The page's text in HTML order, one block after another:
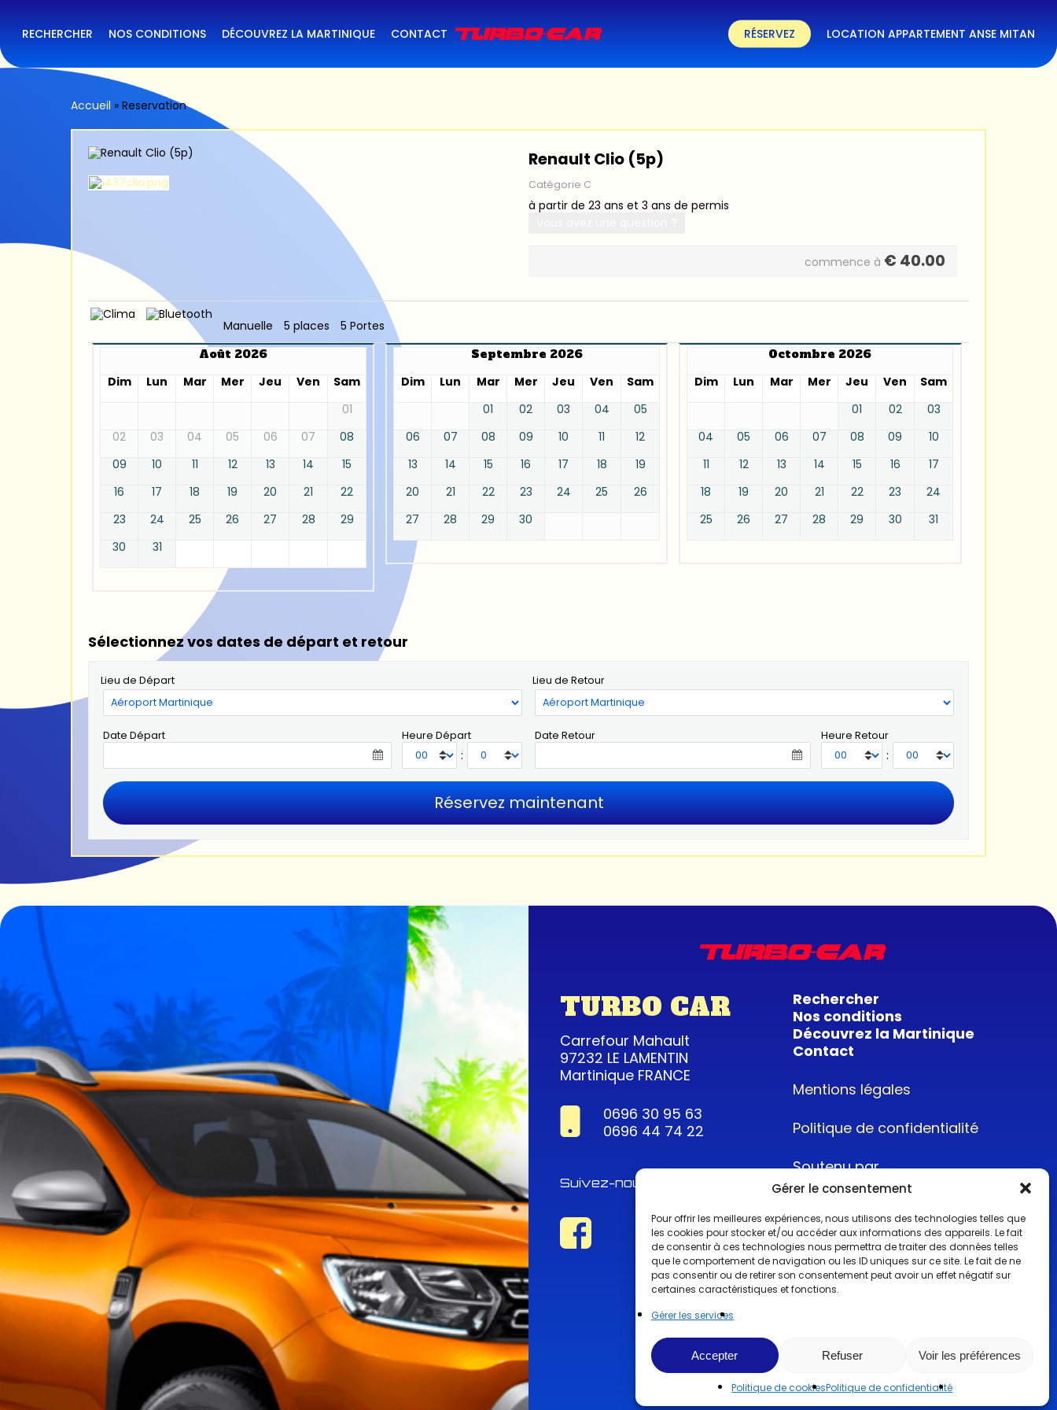
Gérer le consentement
Pour offrir les meilleures expériences, nous utilisons des technologies telles que
les cookies pour stocker et/ou accéder aux informations des appareils. Le fait
de consentir à ces technologies nous permettra de traiter des données telles
que le comportement de navigation ou les ID uniques sur ce site. Le fait de ne
pas consentir ou de retirer son consentement peut avoir un effet négatif sur
certaines caractéristiques et fonctions.
Gérer les services
Accepter Refuser Voir les préférences
Politique de cookiesPolitique de confidentialité
main
content
RECHERCHER NOS CONDITIONS DÉCOUVREZ LA MARTINIQUE CONTACT RÉSERVEZ LOCATION APPARTEMENT ANSE MITAN
Accueil » Reservation
Renault Clio (5p)
Catégorie C
à partir de 23 ans et 3 ans de permis
commence à € 40.00
Manuelle 5 places
5 Portes
Août 2026
Dim
Lun Mar Mer Jeu Ven
Sam
01
02
03 04 05 06 07
08
09
10 11 12 13 14
15
16
17 18 19 20 21
22
23
24 25 26 27 28
29
30
31
Septembre 2026
Dim
Lun Mar Mer Jeu Ven
Sam
01
02 03 04
05
06
07 08 09 10 11
12
13
14 15 16 17 18
19
20
21 22 23 24 25
26
27
28 29 30
Octombre 2026
Dim
Lun Mar Mer Jeu Ven
Sam
01
02
03
04
05 06 07 08 09
10
11
12 13 14 15 16
17
18
19 20 21 22 23
24
25
26 27 28 29 30 31
Sélectionnez vos dates de départ et retour
Lieu de Départ Lieu de Retour
Date Départ Heure Départ
:
Date Retour Heure Retour
:
TURBO CAR
Carrefour Mahault
97232 LE LAMENTIN
Martinique FRANCE
0696 30 95 63
0696 44 74 22
Suivez-nous !
Rechercher
Nos conditions
Découvrez la Martinique
Contact
Mentions légales
Politique de confidentialité
Soutenu par
@2022CopyrightTurboCar